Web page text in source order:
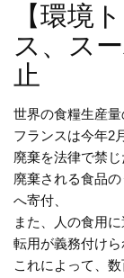
【環境
ス、ス
止
世界の食糧生産量
フランスは今年2
廃棄を法律で禁じ
廃棄される食品
へ寄付、
また、人の食用
転用が義務付けら
これによって、